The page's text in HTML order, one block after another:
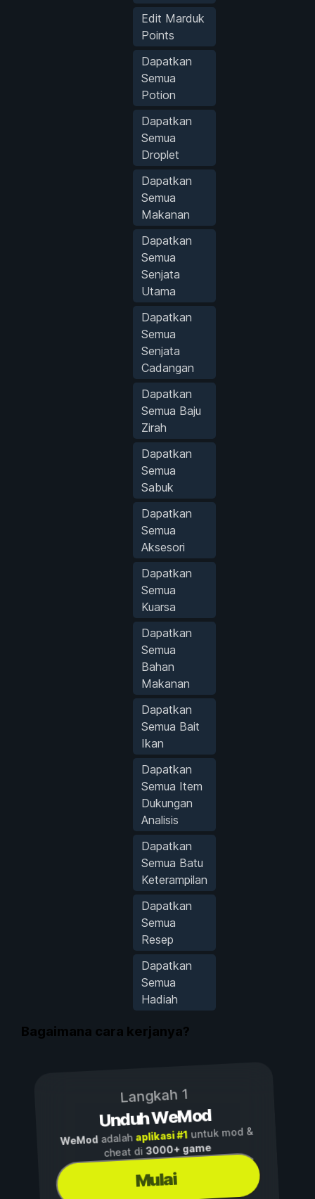
Edit Marduk
Points
Dapatkan
Semua
Potion
Dapatkan
Semua
Droplet
Dapatkan
Semua
Makanan
Dapatkan
Semua
Senjata
Utama
Dapatkan
Semua
Senjata
Cadangan
Dapatkan
Semua Baju
Zirah
Dapatkan
Semua
Sabuk
Dapatkan
Semua
Aksesori
Dapatkan
Semua
Kuarsa
Dapatkan
Semua
Bahan
Makanan
Dapatkan
Semua Bait
Ikan
Dapatkan
Semua Item
Dukungan
Analisis
Dapatkan
Semua Batu
Keterampilan
Dapatkan
Semua
Resep
Dapatkan
Semua
Hadiah
Bagaimana cara kerjanya?
Langkah 1
Unduh WeMod
WeModadalah aplikasi #1untuk mod &
cheat di3000+ game
Mulai